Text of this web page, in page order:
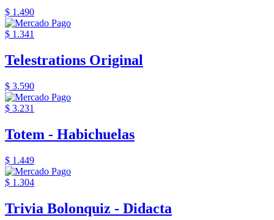
$ 1.490
$ 1.341
Telestrations Original
$ 3.590
$ 3.231
Totem - Habichuelas
$ 1.449
$ 1.304
Trivia Bolonquiz - Didacta